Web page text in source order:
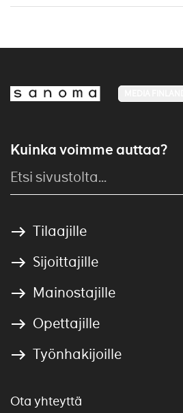
Kuinka voimme auttaa?
Tilaajille
Sijoittajille
Mainostajille
Opettajille
Työnhakijoille
Ota yhteyttä